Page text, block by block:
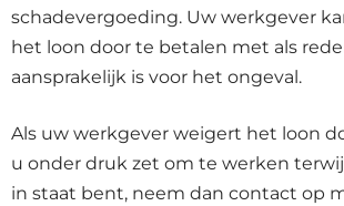
schadevergoeding. Uw werkgever
het loon door te betalen met als
aansprakelijk is voor het ongeval.
Als uw werkgever weigert het loon
u onder druk zet om te werken
in staat bent, neem dan contact op